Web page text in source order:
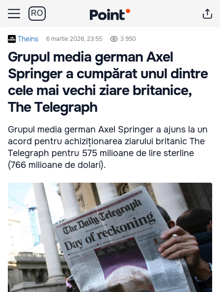
RO
Theins 6 martie 2026, 23:55 3 950
Grupul media german Axel
Springer a cumpărat unul dintre
cele mai vechi ziare britanice,
The Telegraph
Grupul media german Axel Springer a ajuns la un
acord pentru achiziționarea ziarului britanic The
Telegraph pentru 575 milioane de lire sterline
(766 milioane de dolari).